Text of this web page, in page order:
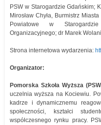
PSW w Starogardzie Gdańskim;
Mirosław Chyła, Burmistrz
Powiatowe w
Organizacyjnego; dr Marek
Strona internetowa wydarzenia:
Organizator:
Pomorska Szkoła Wyższa
uczelnia wyższa na Kociewiu.
kadrze i dynamicznemu
społeczności, kształci
współczesnego rynku pracy.